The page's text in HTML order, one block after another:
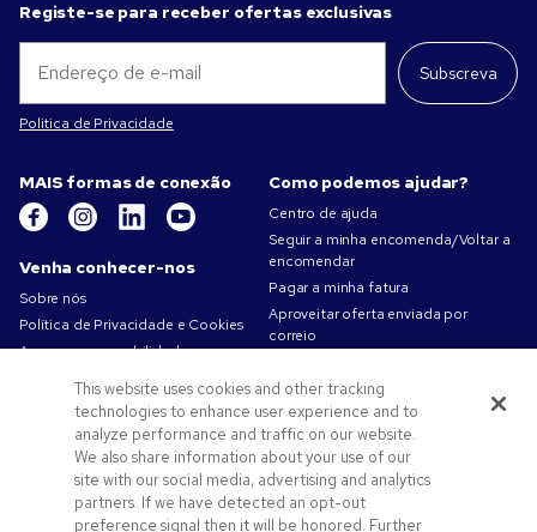
Registe-se para receber ofertas exclusivas
Subscreva
Politica de Privacidade
MAIS formas de conexão
Venha conhecer-nos
Sobre nós
Política de Privacidade e Cookies
A nossa responsabilidade
Condições de utilização
Termos de venda
Carreiras na Pens.com
Ofertas e recursos
Produtos promocionais
Como podemos ajudar?
Centro de ajuda
Seguir a minha encomenda/Voltar a
encomendar
Pagar a minha fatura
Aproveitar oferta enviada por
correio
Contacte-nos
This website uses cookies and other tracking
technologies to enhance user experience and to
analyze performance and traffic on our website.
We also share information about your use of our
site with our social media, advertising and analytics
partners. If we have detected an opt-out
preference signal then it will be honored. Further